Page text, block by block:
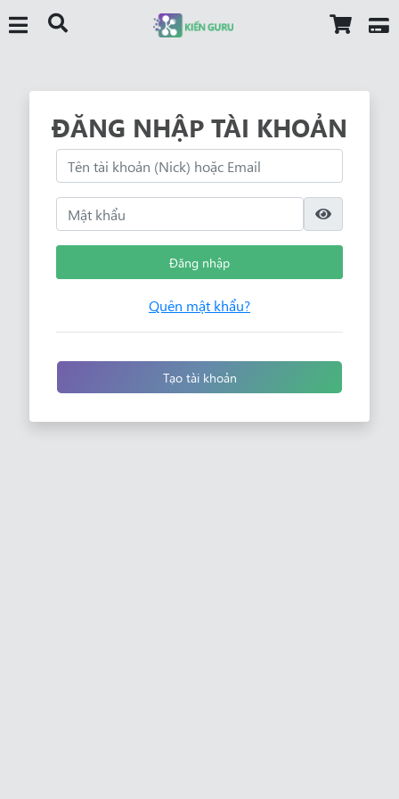
ĐĂNG NHẬP TÀI KHOẢN
Đăng nhập
Quên mật khẩu?
Tạo tài khoản